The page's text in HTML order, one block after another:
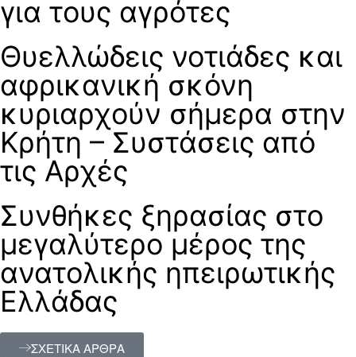
για τους αγρότες
Θυελλώδεις νοτιάδες και
αφρικανική σκόνη
κυριαρχούν σήμερα στην
Κρήτη – Συστάσεις από
τις Αρχές
Συνθήκες ξηρασίας στο
μεγαλύτερο μέρος της
ανατολικής ηπειρωτικής
Ελλάδας
ΣΧΕΤΙΚΑ ΑΡΘΡΑ